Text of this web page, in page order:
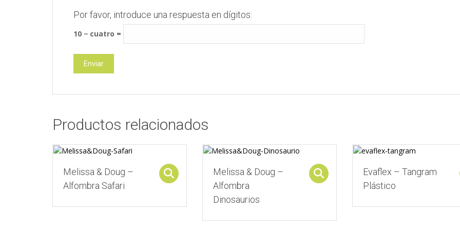
Por favor, introduce una respuesta en dígitos:
10 − cuatro =
Productos relacionados
Melissa & Doug –
Alfombra Safari
Select options
Melissa & Doug –
Alfombra
Dinosaurios
Select options
Evaflex – Tangram
Plástico